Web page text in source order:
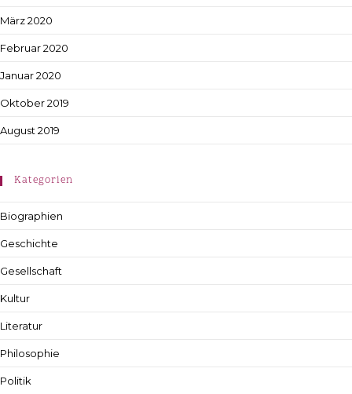
März 2020
Februar 2020
Januar 2020
Oktober 2019
August 2019
Kategorien
Biographien
Geschichte
Gesellschaft
Kultur
Literatur
Philosophie
Politik